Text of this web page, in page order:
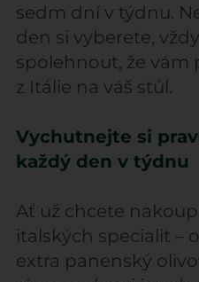
sedm dní v týdnu.
den si vyberete,
spolehnout, že vám
z Itálie na váš stůl.
Vychutnejte si
každý den v týdnu
Ať už chcete
italských specialit –
extra panenský